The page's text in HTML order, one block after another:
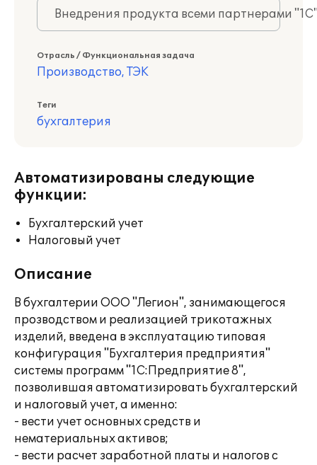
Внедрения продукта всеми партнерами
Отрасль / Функциональная задача
Производство, ТЭК
Теги
бухгалтерия
Автоматизированы следующие
функции:
Бухгалтерский учет
Налоговый учет
Описание
В бухгалтерии ООО "Легион", занимающегося
прозводством и реализацией трикотажных
изделий, введена в эксплуатацию типовая
конфигурация "Бухгалтерия предприятия"
системы программ "1С:Предприятие 8",
позволившая автоматизировать бухгалтерский
и налоговый учет, а именно:
- вести учет основных средств и
нематериальных активов;
- вести расчет заработной платы и налогов с